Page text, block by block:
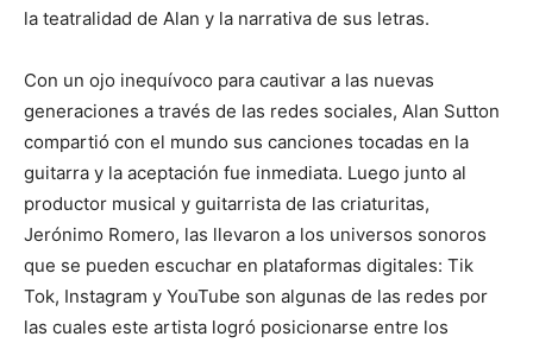
la teatralidad de Alan y la narrativa de sus letras.
Con un ojo inequívoco para cautivar a las nuevas
generaciones a través de las redes sociales, Alan Sutton
compartió con el mundo sus canciones tocadas en la
guitarra y la aceptación fue inmediata. Luego junto al
productor musical y guitarrista de las criaturitas,
Jerónimo Romero, las llevaron a los universos sonoros
que se pueden escuchar en plataformas digitales: Tik
Tok, Instagram y YouTube son algunas de las redes por
las cuales este artista logró posicionarse entre los